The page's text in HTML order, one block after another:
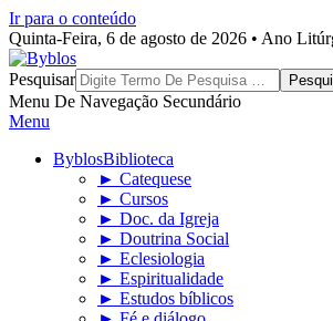
Ir para o conteúdo
Quinta-Feira, 6 de agosto de 2026 • Ano
Byblos
Pesquisar
Menu De Navegação Secundário
Menu
ByblosBiblioteca
► Catequese
► Cursos
► Doc. da Igreja
► Doutrina Social
► Eclesiologia
► Espiritualidade
► Estudos bíblicos